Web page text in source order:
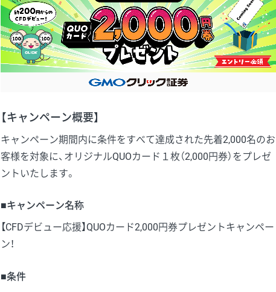
【キャンペーン概要】
キャンペーン期間内に条件をすべて達成された先着2,000名のお
客様を対象に、オリジナルQUOカード１枚（2,000円券）をプレゼ
ントいたします。
■キャンペーン名称
【CFDデビュー応援】QUOカード2,000円券プレゼントキャンペー
ン！
■条件